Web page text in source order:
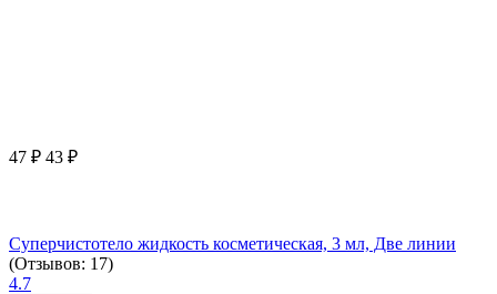
47 ₽ 43 ₽
Суперчистотело жидкость косметическая, 3 мл, Две линии
(Отзывов: 17)
4.7